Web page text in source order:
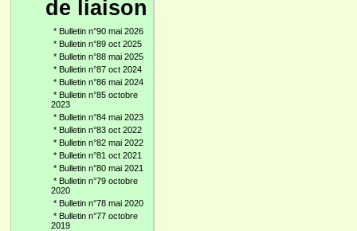
de liaison
* Bulletin n°90 mai 2026
* Bulletin n°89 oct 2025
* Bulletin n°88 mai 2025
* Bulletin n°87 oct 2024
* Bulletin n°86 mai 2024
* Bulletin n°85 octobre
2023
* Bulletin n°84 mai 2023
* Bulletin n°83 oct 2022
* Bulletin n°82 mai 2022
* Bulletin n°81 oct 2021
* Bulletin n°80 mai 2021
* Bulletin n°79 octobre
2020
* Bulletin n°78 mai 2020
* Bulletin n°77 octobre
2019